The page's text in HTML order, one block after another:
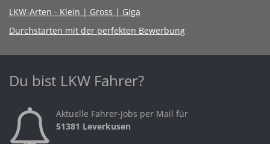
LKW-Arten - Klein | Gross | Giga
Durchstarten mit der perfekten Bewerbung
Du bist LKW Fahrer?
Aktuelle Fahrer-Jobs per Mail für
51381 Leverkusen